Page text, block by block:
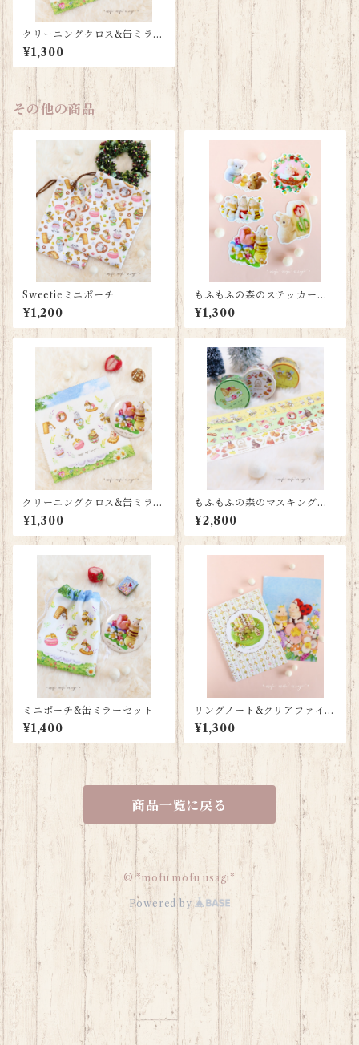
クリーニングクロス&缶ミラー
セット
¥1,300
その他の商品
Sweetieミニポーチ
¥1,200
もふもふの森のステッカーセ
ット
¥1,300
クリーニングクロス&缶ミラー
セット
¥1,300
もふもふの森のマスキングテ
ープセット(3個)
¥2,800
ミニポーチ&缶ミラーセット
¥1,400
リングノート&クリアファイル
セット（A5）
¥1,300
商品一覧に戻る
© *mofu mofu usagi*
Powered by